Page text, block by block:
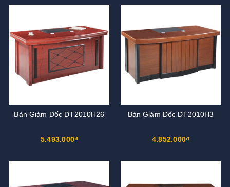
Bàn Giám Đốc DT2010H26
5.493.000₫
Bàn Giám Đốc DT2010H3
4.852.000₫